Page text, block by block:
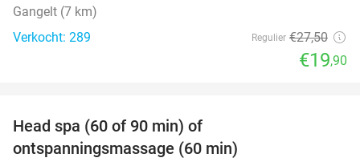
Gangelt (7 km)
Verkocht: 289
Regulier €27,50
€19,90
Head spa (60 of 90 min) of
ontspanningsmassage (60 min)